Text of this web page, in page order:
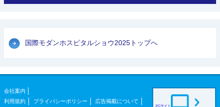
国際モダンホスピタルショウ2025トップへ
会社案内
利用規約
プライバシーポリシー 広告掲載について
PCサイト